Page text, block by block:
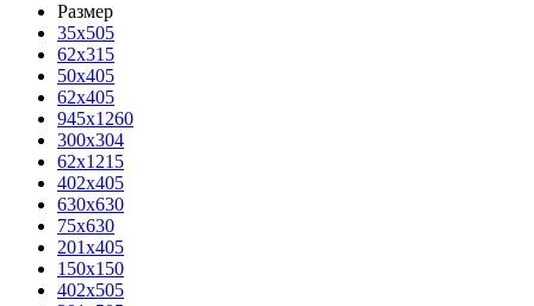
Размер
35х505
62x315
50x405
62х405
945x1260
300x304
62x1215
402x405
630x630
75x630
201x405
150x150
402x505